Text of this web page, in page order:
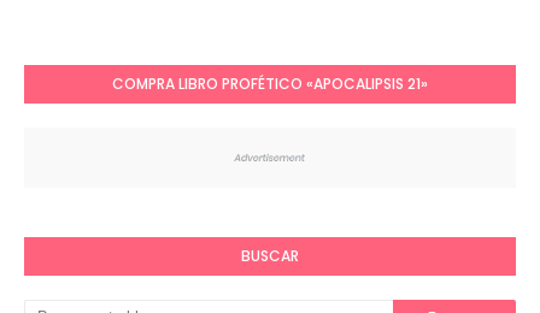
COMPRA LIBRO PROFÉTICO «APOCALIPSIS 21»
BUSCAR